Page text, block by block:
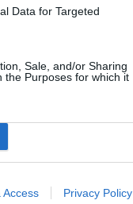
Data for Targeted
Sale, and/or Sharing
the Purposes for which it
Access Privacy Policy